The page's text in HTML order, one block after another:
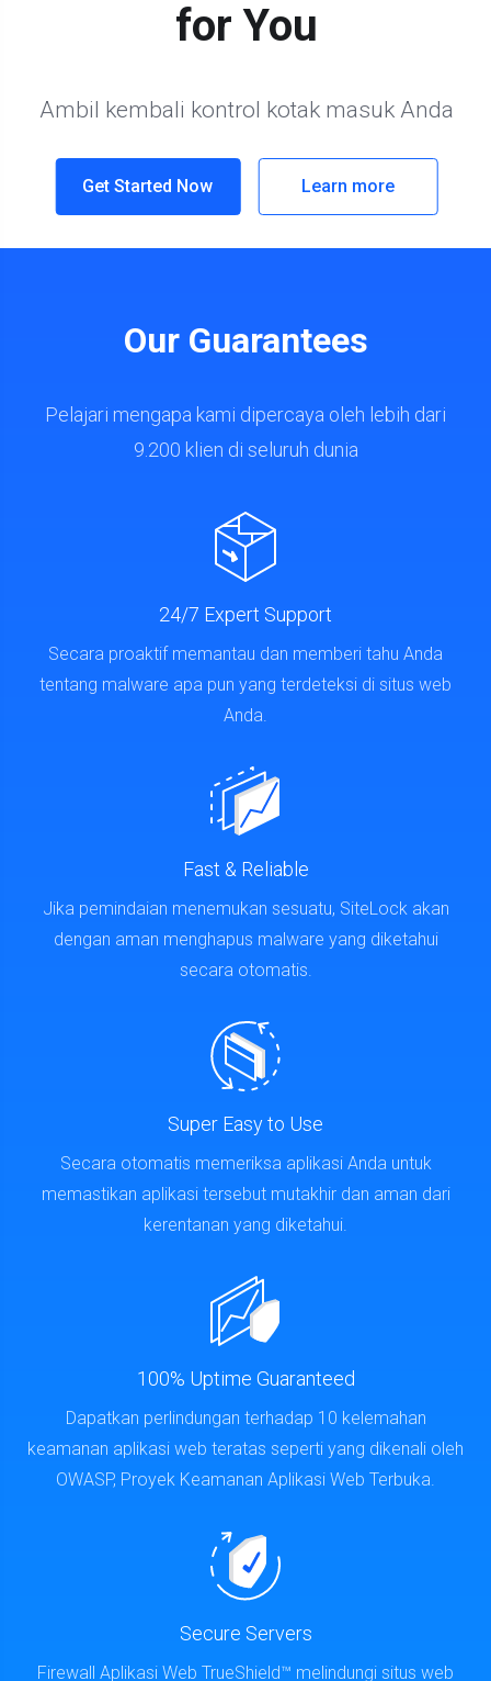
Our Guarantees
Pelajari mengapa kami dipercaya oleh lebih dari
9.200 klien di seluruh dunia
24/7 Expert Support
Secara proaktif memantau dan memberi tahu Anda
tentang malware apa pun yang terdeteksi di situs web
Anda.
Fast & Reliable
Jika pemindaian menemukan sesuatu, SiteLock akan
dengan aman menghapus malware yang diketahui
secara otomatis.
Super Easy to Use
Secara otomatis memeriksa aplikasi Anda untuk
memastikan aplikasi tersebut mutakhir dan aman dari
kerentanan yang diketahui.
100% Uptime Guaranteed
Dapatkan perlindungan terhadap 10 kelemahan
keamanan aplikasi web teratas seperti yang dikenali oleh
OWASP, Proyek Keamanan Aplikasi Web Terbuka.
Secure Servers
Firewall Aplikasi Web TrueShield™ melindungi situs web